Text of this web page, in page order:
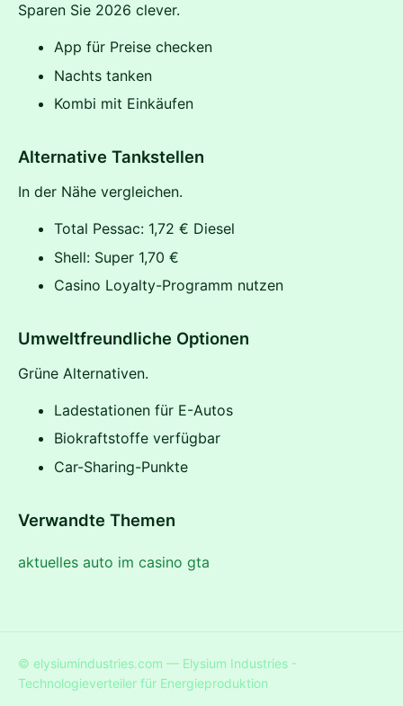
Sparen Sie 2026 clever.
App für Preise checken
Nachts tanken
Kombi mit Einkäufen
Alternative Tankstellen
In der Nähe vergleichen.
Total Pessac: 1,72 € Diesel
Shell: Super 1,70 €
Casino Loyalty-Programm nutzen
Umweltfreundliche Optionen
Grüne Alternativen.
Ladestationen für E-Autos
Biokraftstoffe verfügbar
Car-Sharing-Punkte
Verwandte Themen
aktuelles auto im casino gta
© elysiumindustries.com — Elysium Industries -
Technologieverteiler für Energieproduktion